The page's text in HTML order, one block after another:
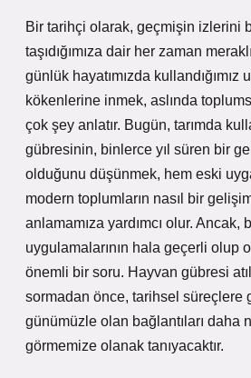
Bir tarihçi olarak, geçmişin izlerini
taşıdığımıza dair her zaman
günlük hayatımızda kullandığımız
kökenlerine inmek, aslında
çok şey anlatır. Bugün, tarımda
gübresinin, binlerce yıl süren bir
olduğunu düşünmek, hem eski
modern toplumların nasıl bir
anlamamıza yardımcı olur. Ancak,
uygulamalarının hala geçerli olup
önemli bir soru. Hayvan gübresi
sormadan önce, tarihsel süreçlere
günümüzle olan bağlantıları daha
görmemize olanak tanıyacaktır.